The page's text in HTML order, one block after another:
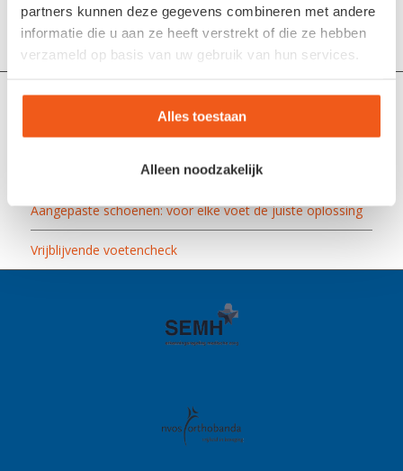
partners kunnen deze gegevens combineren met andere
informatie die u aan ze heeft verstrekt of die ze hebben
verzameld op basis van uw gebruik van hun services.
Alles toestaan
Alleen noodzakelijk
Maak een afspraak
Steunzolen op maat (maatvoetbedden)
Aangepaste schoenen: voor elke voet de juiste oplossing
Vrijblijvende voetencheck